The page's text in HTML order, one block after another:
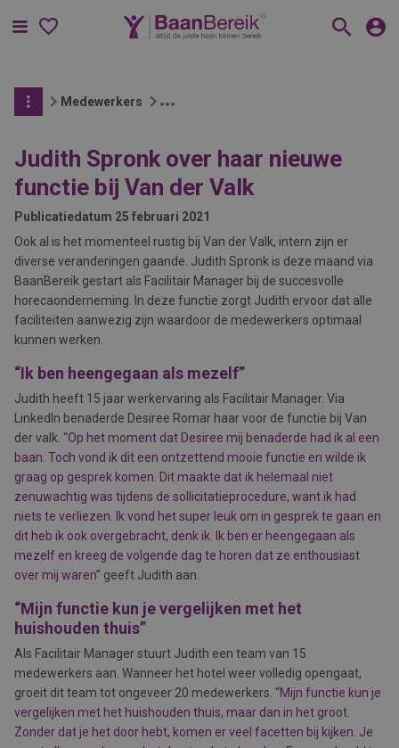
Menu
Medewerkers
Judith Spronk over haar nieuwe
functie bij Van der Valk
Publicatiedatum 25 februari 2021
Ook al is het momenteel rustig bij Van der Valk, intern zijn er
diverse veranderingen gaande. Judith Spronk is deze maand via
BaanBereik gestart als Facilitair Manager bij de succesvolle
horecaonderneming. In deze functie zorgt Judith ervoor dat alle
faciliteiten aanwezig zijn waardoor de medewerkers optimaal
kunnen werken.
“Ik ben heengegaan als mezelf”
Judith heeft 15 jaar werkervaring als Facilitair Manager. Via
LinkedIn benaderde Desiree Romar haar voor de functie bij Van
der valk. “Op het moment dat Desiree mij benaderde had ik al een
baan. Toch vond ik dit een ontzettend mooie functie en wilde ik
graag op gesprek komen. Dit maakte dat ik helemaal niet
zenuwachtig was tijdens de sollicitatieprocedure, want ik had
niets te verliezen. Ik vond het super leuk om in gesprek te gaan en
dit heb ik ook overgebracht, denk ik. Ik ben er heengegaan als
mezelf en kreeg de volgende dag te horen dat ze enthousiast
over mij waren” geeft Judith aan.
“Mijn functie kun je vergelijken met het
huishouden thuis”
Als Facilitair Manager stuurt Judith een team van 15
medewerkers aan. Wanneer het hotel weer volledig opengaat,
groeit dit team tot ongeveer 20 medewerkers. “Mijn functie kun je
vergelijken met het huishouden thuis, maar dan in het groot.
Zonder dat je het door hebt, komen er veel facetten bij kijken. Je